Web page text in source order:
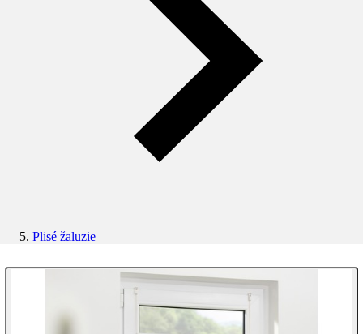
Plisé žaluzie